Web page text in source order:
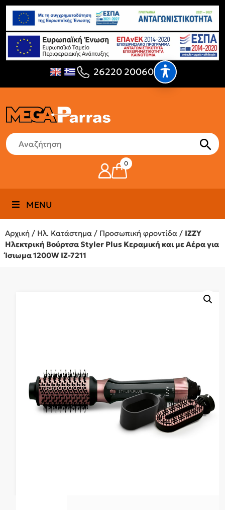
26220 20060
0
MENU
Αρχική / Ηλ. Κατάστημα / Προσωπική φροντίδα / IZZY
Ηλεκτρική Βούρτσα Styler Plus Κεραμική και με Αέρα για
Ίσιωμα 1200W IZ-7211